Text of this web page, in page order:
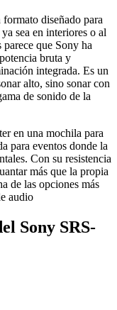
diseñado para
sea en interiores o al
parece que Sony ha
bruta y
integrada. Es un
alto, sino sonar con
de sonido de la
en una mochila para
para eventos donde la
Con su resistencia
más que la propia
de las opciones más
audio
Sony SRS-